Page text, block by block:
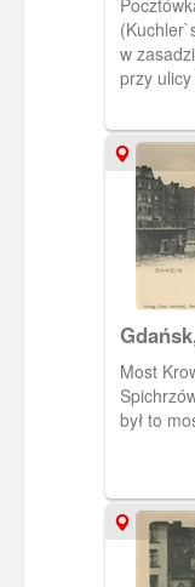
w
przy
Most
Spichrzów. Do końca II wojny
był to